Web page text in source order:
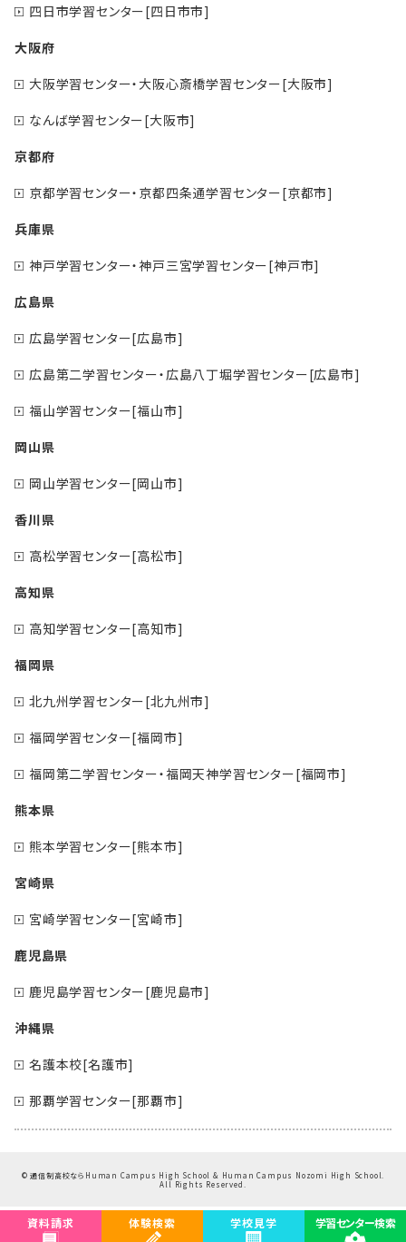
四日市学習センター[四日市市]
大阪府
大阪学習センター・大阪心斎橋学習センター[大阪市]
なんば学習センター[大阪市]
京都府
京都学習センター・京都四条通学習センター[京都市]
兵庫県
神戸学習センター・神戸三宮学習センター[神戸市]
広島県
広島学習センター[広島市]
広島第二学習センター・広島八丁堀学習センター[広島市]
福山学習センター[福山市]
岡山県
岡山学習センター[岡山市]
香川県
高松学習センター[高松市]
高知県
高知学習センター[高知市]
福岡県
北九州学習センター[北九州市]
福岡学習センター[福岡市]
福岡第二学習センター・福岡天神学習センター[福岡市]
熊本県
熊本学習センター[熊本市]
宮崎県
宮崎学習センター[宮崎市]
鹿児島県
鹿児島学習センター[鹿児島市]
沖縄県
名護本校[名護市]
那覇学習センター[那覇市]
©通信制高校ならHuman Campus High School & Human Campus Nozomi High School.
All Rights Reserved.
資料請求 体験検索 学校見学 学習センター検索